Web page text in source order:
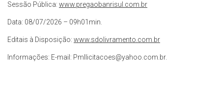
Sessão Pública: www.pregaobanrisul.com.br
Data: 08/07/2026 – 09h01min.
Editais à Disposição: www.sdolivramento.com.br
Informações: E-mail: Pmllicitacoes@yahoo.com.br.